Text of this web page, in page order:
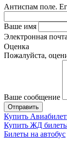
Антиспам поле.
Ваше имя
Электронная почта
Оценка
Пожалуйста,
Ваше сообщение
Купить
Купить ЖД
Билеты на автобус